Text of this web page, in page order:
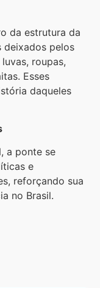
da estrutura da
deixados pelos
roupas,
Esses
daqueles
a ponte se
e
reforçando sua
no Brasil.